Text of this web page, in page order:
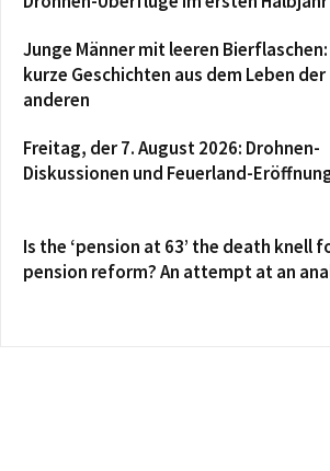
Junge Männer mit leeren Bierflaschen:
kurze Geschichten aus dem Leben der
anderen
Freitag, der 7. August 2026: Drohnen-
Diskussionen und Feuerland-
Is the ‘pension at 63’ the death knell
pension reform? An attempt at an